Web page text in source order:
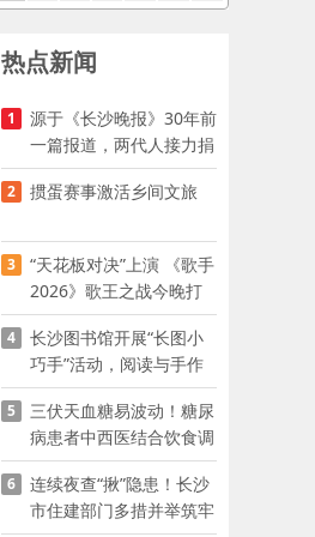
热点新闻
1
源于《长沙晚报》30年前
一篇报道，两代人接力捐
资助学
2 掼蛋赛事激活乡间文旅
3
“天花板对决”上演 《歌手
2026》歌王之战今晚打
响
4
长沙图书馆开展“长图小
巧手”活动，阅读与手作
赋能少儿暑期成长
5
三伏天血糖易波动！糖尿
病患者中西医结合饮食调
养指南
6
连续夜查“揪”隐患！长沙
市住建部门多措并举筑牢